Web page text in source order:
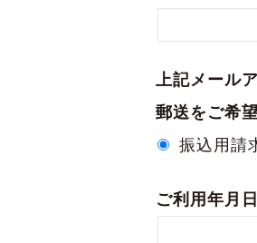
上記メール
郵送をご希
振込用請
ご利用年月日